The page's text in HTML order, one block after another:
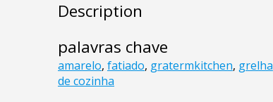
Description
palavras chave
amarelo, fatiado, gratermkitchen, grelha
de cozinha